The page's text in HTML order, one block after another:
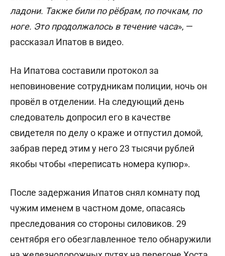
ладони. Также били по рёбрам, по почкам, по
ноге. Это продолжалось в течение часа», —
рассказал Ипатов в видео.
На Ипатова составили протокол за
неповиновение сотрудникам полиции, ночь он
провёл в отделении. На следующий день
следователь допросил его в качестве
свидетеля по делу о краже и отпустил домой,
забрав перед этим у него 23 тысячи рублей
якобы чтобы «переписать номера купюр».
После задержания Ипатов снял комнату под
чужим именем в частном доме, опасаясь
преследования со стороны силовиков. 29
сентября его обезглавленное тело обнаружили